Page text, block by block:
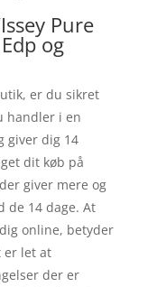
Pure
og
er du sikret
handler i en
giver dig 14
dit køb på
giver mere og
14 dage. At
online, betyder
er let at
der er